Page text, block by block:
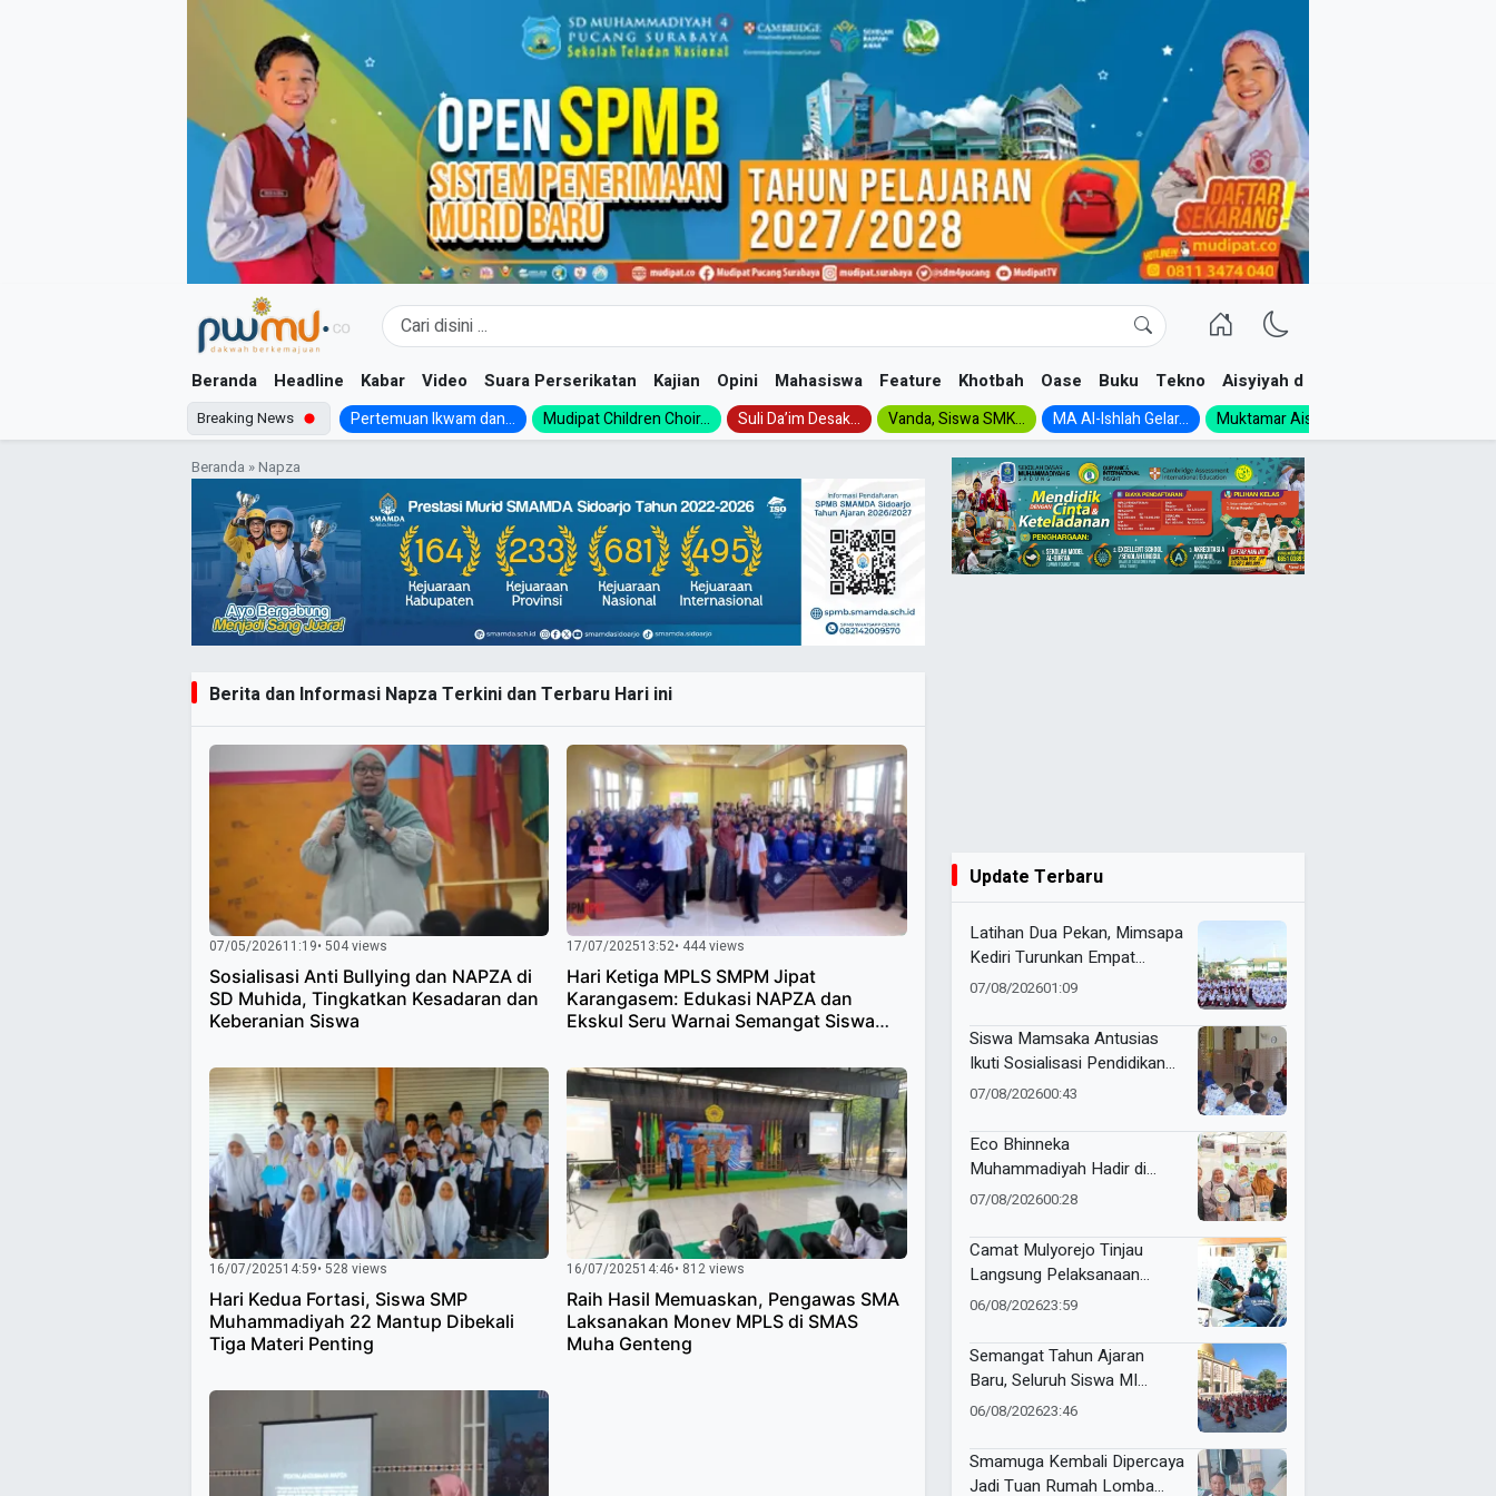
Beranda Headline Kabar Video Suara Perserikatan Kajian Opini Mahasiswa Feature Khotbah Oase Buku Tekno Aisyiyah dan NA
Breaking News Pertemuan Ikwam dan... Mudipat Children Choir... Suli Da’im Desak... Vanda, Siswa SMK... MA Al-Ishlah Gelar... Muktamar Aisyiyah 1926:...
Beranda »Napza
Berita dan Informasi Napza Terkini dan Terbaru Hari ini
07/05/202611:19• 504 views
Sosialisasi Anti Bullying dan NAPZA di
SD Muhida, Tingkatkan Kesadaran dan
Keberanian Siswa
17/07/202513:52• 444 views
Hari Ketiga MPLS SMPM Jipat
Karangasem: Edukasi NAPZA dan
Ekskul Seru Warnai Semangat Siswa
16/07/202514:59• 528 views
Hari Kedua Fortasi, Siswa SMP
Muhammadiyah 22 Mantup Dibekali
Tiga Materi Penting
16/07/202514:46• 812 views
Raih Hasil Memuaskan, Pengawas SMA
Laksanakan Monev MPLS di SMAS
Muha Genteng
Update Terbaru
Latihan Dua Pekan, Mimsapa
Kediri Turunkan Empat
Peleton pada LBB HUT Ke-
07/08/202601:09
Siswa Mamsaka Antusias
Ikuti Sosialisasi Pendidikan
Lanjutan ke Luar Negeri
07/08/202600:43
Eco Bhinneka
Muhammadiyah Hadir di
Muktamar Nasyiatul Aisyiyah
07/08/202600:28
Camat Mulyorejo Tinjau
Langsung Pelaksanaan
Imunisasi BIAS MR dan HPV
Surabaya
06/08/202623:59
Semangat Tahun Ajaran
Baru, Seluruh Siswa MI
Muhammadiyah 5
Tapak Suci Perdana
06/08/202623:46
Smamuga Kembali Dipercaya
Jadi Tuan Rumah Lomba